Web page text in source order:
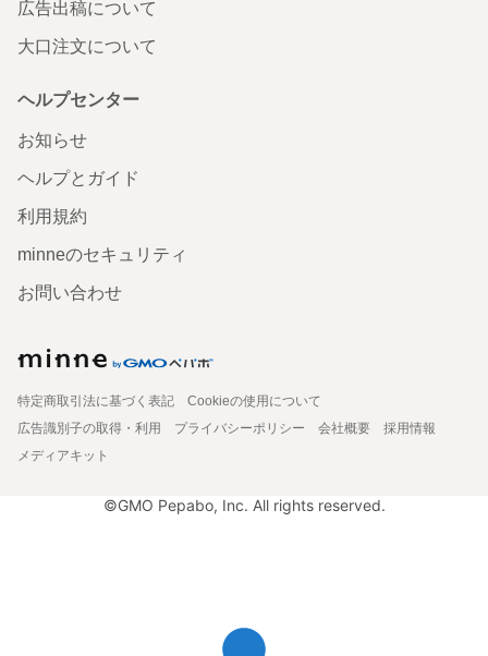
広告出稿について
大口注文について
ヘルプセンター
お知らせ
ヘルプとガイド
利用規約
minneのセキュリティ
お問い合わせ
特定商取引法に基づく表記
Cookieの使用について
広告識別子の取得・利用
プライバシーポリシー 会社概要
採用情報
メディアキット
©GMO Pepabo, Inc. All rights reserved.